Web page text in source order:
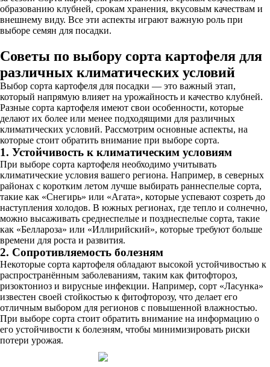
образованию клубней, срокам хранения, вкусовым качествам и
внешнему виду. Все эти аспекты играют важную роль при
выборе семян для посадки.
Советы по выбору сорта картофеля для
различных климатических условий
Выбор сорта картофеля для посадки — это важный этап,
который напрямую влияет на урожайность и качество клубней.
Разные сорта картофеля имеют свои особенности, которые
делают их более или менее подходящими для различных
климатических условий. Рассмотрим основные аспекты, на
которые стоит обратить внимание при выборе сорта.
1. Устойчивость к климатическим условиям
При выборе сорта картофеля необходимо учитывать
климатические условия вашего региона. Например, в северных
районах с коротким летом лучше выбирать раннеспелые сорта,
такие как «Снегирь» или «Агата», которые успевают созреть до
наступления холодов. В южных регионах, где тепло и солнечно,
можно высаживать среднеспелые и позднеспелые сорта, такие
как «Беллароза» или «Иллирийский», которые требуют больше
времени для роста и развития.
2. Сопротивляемость болезням
Некоторые сорта картофеля обладают высокой устойчивостью к
распространённым заболеваниям, таким как фитофтороз,
ризоктониоз и вирусные инфекции. Например, сорт «Ласунка»
известен своей стойкостью к фитофторозу, что делает его
отличным выбором для регионов с повышенной влажностью.
При выборе сорта стоит обратить внимание на информацию о
его устойчивости к болезням, чтобы минимизировать риски
потери урожая.